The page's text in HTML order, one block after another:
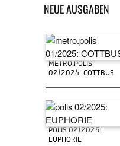
NEUE AUSGABEN
METRO.POLIS
02/2024: COTTBUS
POLIS 02/2025:
EUPHORIE